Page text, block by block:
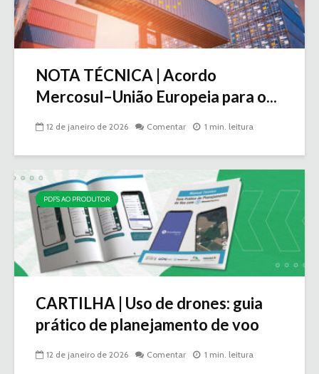
NOTA TÉCNICA | Acordo
Mercosul–União Europeia para o...
12 de janeiro de 2026 Comentar 1 min. leitura
PDFS AO PRODUTOR
CARTILHA | Uso de drones: guia
prático de planejamento de voo
12 de janeiro de 2026 Comentar 1 min. leitura